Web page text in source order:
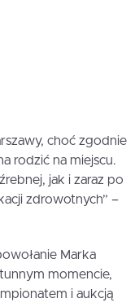
choć zgodnie
rodzić na miejscu.
jak i zaraz po
zdrowotnych” –
Marka
momencie,
i aukcją